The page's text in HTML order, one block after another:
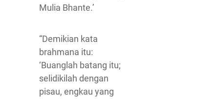
Mulia Bhante.’
“Demikian kata
brahmana itu:
‘Buanglah batang itu;
selidikilah dengan
pisau, engkau yang